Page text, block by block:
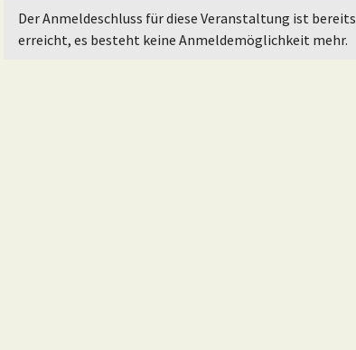
Der Anmeldeschluss für diese Veranstaltung ist bereits
erreicht, es besteht keine Anmeldemöglichkeit mehr.